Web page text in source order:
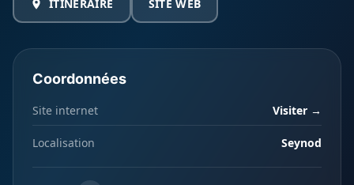
ITINÉRAIRE SITE WEB
Coordonnées
Site internet Visiter →
Localisation Seynod